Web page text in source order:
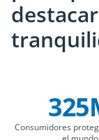
Company Statistics
Consumidores